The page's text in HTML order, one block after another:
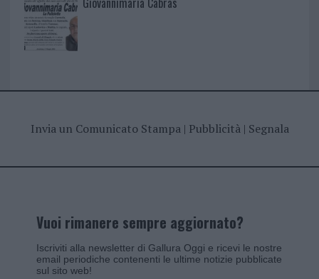
Invia un Comunicato Stampa| Pubblicità| Segnala
Vuoi rimanere sempre aggiornato?
Iscriviti alla newsletter di Gallura Oggi e ricevi le nostre
email periodiche contenenti le ultime notizie pubblicate
sul sito web!